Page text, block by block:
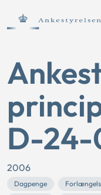
D-24-
2006
Dagpenge